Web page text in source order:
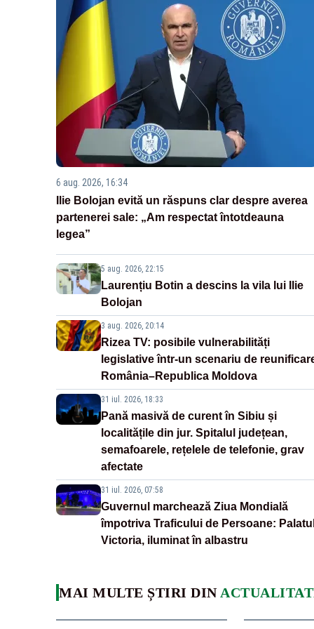
6 aug. 2026, 16:34
Ilie Bolojan evită un răspuns clar despre averea
partenerei sale: „Am respectat întotdeauna
legea”
5 aug. 2026, 22:15
Laurențiu Botin a descins la vila lui Ilie
Bolojan
3 aug. 2026, 20:14
Rizea TV: posibile vulnerabilități
legislative într-un scenariu de
România–Republica Moldova
31 iul. 2026, 18:33
Pană masivă de curent în Sibiu și
localitățile din jur. Spitalul județean,
semafoarele, rețelele de telefonie, grav
afectate
31 iul. 2026, 07:58
Guvernul marchează Ziua Mondială
împotriva Traficului de Persoane:
Victoria, iluminat în albastru
MAI MULTE ȘTIRI DIN